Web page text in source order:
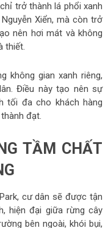
trở thành lá phổi xanh
Xiển, mà còn trở
nên hơi mát và không
thiết.
không gian xanh riêng,
Điều này tạo nên sự
tối đa cho khách hàng
đạt.
TẦM CHẤT
cư dân sẽ được tận
hiện đại giữa rừng cây
bên ngoài, khói bụi,